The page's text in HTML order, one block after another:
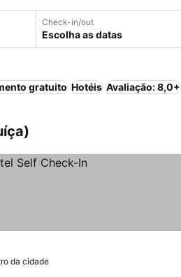
Check-in/out
Escolha as datas
gratuito Hotéis Avaliação: 8,0+
da cidade